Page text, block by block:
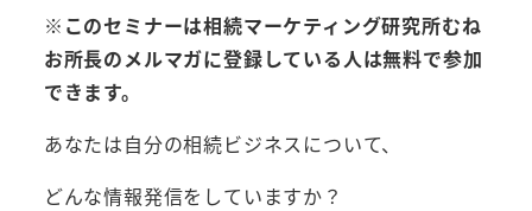
※このセミナーは相続マーケティング研究所むね
お所長のメルマガに登録している人は無料で参加
できます。
あなたは自分の相続ビジネスについて、
どんな情報発信をしていますか？